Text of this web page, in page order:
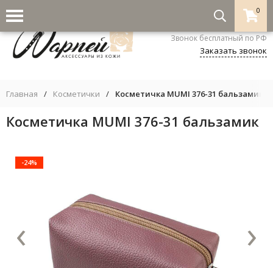
0
8-800-333-5530
Звонок бесплатный по РФ
Заказать звонок
Главная / Косметички / Косметичка MUMI 376-31 бальзамик
Косметичка MUMI 376-31 бальзамик
-24%
‹ ›